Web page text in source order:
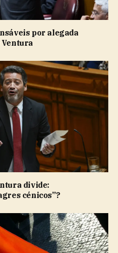
por alegada
Ventura
divide:
cénicos”?